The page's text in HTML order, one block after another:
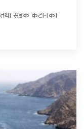
तथा सडक कटानका